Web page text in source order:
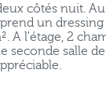
côtés nuit.
un dressing
A l'étage, 2
seconde salle